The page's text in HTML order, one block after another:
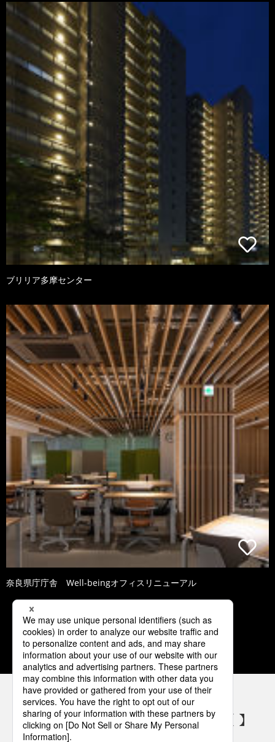
ブリリア多摩センター
奈良県庁庁舎 Well-beingオフィスリニューアル
2 3 4 5 6
パナソニックの電気設備 SNSアカウント